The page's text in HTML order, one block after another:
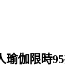
瑜伽限時